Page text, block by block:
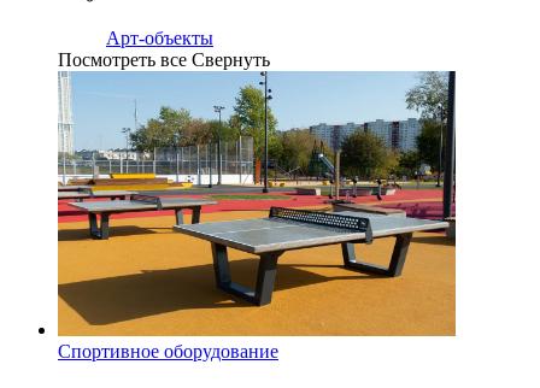
Арт-объекты
Посмотреть все Свернуть
Спортивное оборудование